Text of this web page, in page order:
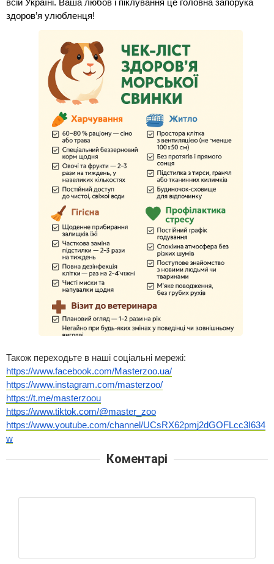
всій Україні. Ваша любов і піклування це головна запорука
здоров’я улюбленця!
Також переходьте в наші соціальні мережі:
https://www.facebook.com/Masterzoo.ua/
https://www.instagram.com/masterzoo/
https://t.me/masterzoou
https://www.tiktok.com/@master_zoo
https://www.youtube.com/channel/UCsRX62pmj2dGOFLcc3I634
w
Коментарі